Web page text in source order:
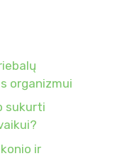
organizmui
sukurti
ir